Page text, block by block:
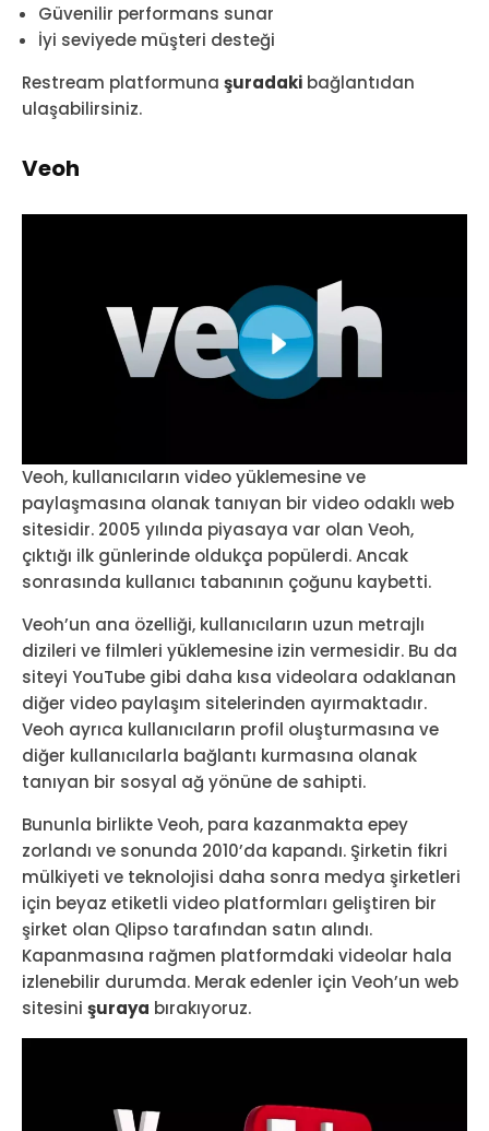
Güvenilir performans sunar
İyi seviyede müşteri desteği
Restream platformuna şuradaki bağlantıdan
ulaşabilirsiniz.
Veoh
Veoh, kullanıcıların video yüklemesine ve
paylaşmasına olanak tanıyan bir video odaklı web
sitesidir. 2005 yılında piyasaya var olan Veoh,
çıktığı ilk günlerinde oldukça popülerdi. Ancak
sonrasında kullanıcı tabanının çoğunu kaybetti.
Veoh’un ana özelliği, kullanıcıların uzun metrajlı
dizileri ve filmleri yüklemesine izin vermesidir. Bu da
siteyi YouTube gibi daha kısa videolara odaklanan
diğer video paylaşım sitelerinden ayırmaktadır.
Veoh ayrıca kullanıcıların profil oluşturmasına ve
diğer kullanıcılarla bağlantı kurmasına olanak
tanıyan bir sosyal ağ yönüne de sahipti.
Bununla birlikte Veoh, para kazanmakta epey
zorlandı ve sonunda 2010’da kapandı. Şirketin fikri
mülkiyeti ve teknolojisi daha sonra medya şirketleri
için beyaz etiketli video platformları geliştiren bir
şirket olan Qlipso tarafından satın alındı.
Kapanmasına rağmen platformdaki videolar hala
izlenebilir durumda. Merak edenler için Veoh’un web
sitesini şuraya bırakıyoruz.